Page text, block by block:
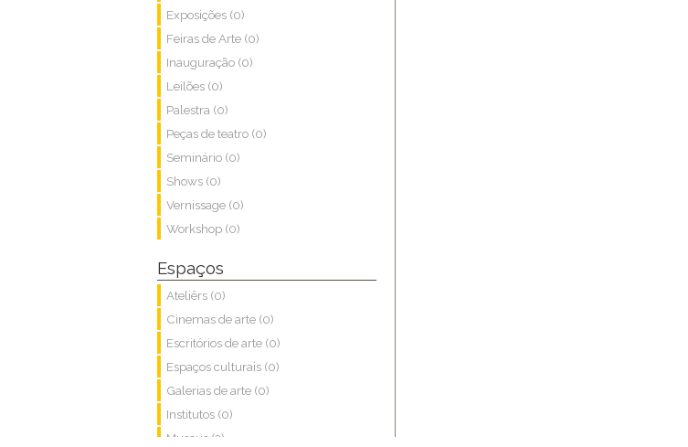
Exposições (0)
Feiras de Arte (0)
Inauguração (0)
Leilões (0)
Palestra (0)
Peças de teatro (0)
Seminário (0)
Shows (0)
Vernissage (0)
Workshop (0)
Espaços
Ateliêrs (0)
Cinemas de arte (0)
Escritórios de arte (0)
Espaços culturais (0)
Galerias de arte (0)
Institutos (0)
Museus (2)